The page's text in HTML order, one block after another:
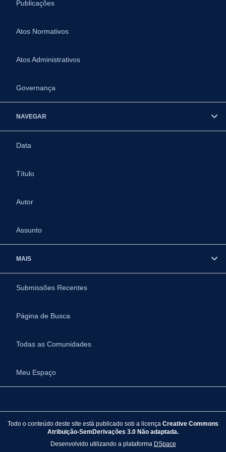
Publicações
Atos Normativos
Atos Administrativos
Governança
NAVEGAR
Data
Título
Autor
Assunto
MAIS
Submissões Recentes
Página de Busca
Todas as Comunidades
Meu Espaço
Todo o conteúdo deste site está publicado sob a licença Creative Commons
Atribuição-SemDerivações 3.0 Não adaptada.
Desenvolvido utilizando a plataforma DSpace